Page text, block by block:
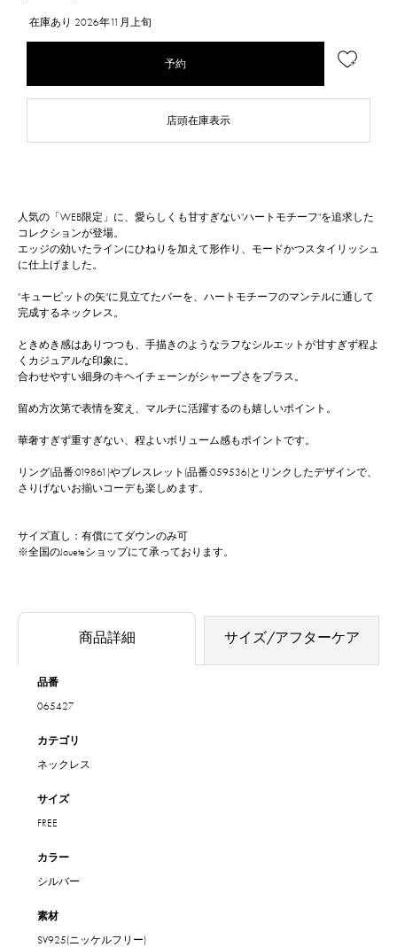
在庫あり 2026年11月上旬
予約
店頭在庫表示
人気の「WEB限定」に、愛らしくも甘すぎない"ハートモチーフ"を追求した
コレクションが登場。
エッジの効いたラインにひねりを加えて形作り、モードかつスタイリッシュ
に仕上げました。
"キューピットの矢"に見立てたバーを、ハートモチーフのマンテルに通して
完成するネックレス。
ときめき感はありつつも、手描きのようなラフなシルエットが甘すぎず程よ
くカジュアルな印象に。
合わせやすい細身のキヘイチェーンがシャープさをプラス。
留め方次第で表情を変え、マルチに活躍するのも嬉しいポイント。
華奢すぎず重すぎない、程よいボリューム感もポイントです。
リング(品番:019861)やブレスレット(品番:059536)とリンクしたデザインで、
さりげないお揃いコーデも楽しめます。
サイズ直し：有償にてダウンのみ可
※全国のJoueteショップにて承っております。
商品詳細 サイズ/アフターケア
品番
065427
カテゴリ
ネックレス
サイズ
FREE
カラー
シルバー
素材
SV925(ニッケルフリー)